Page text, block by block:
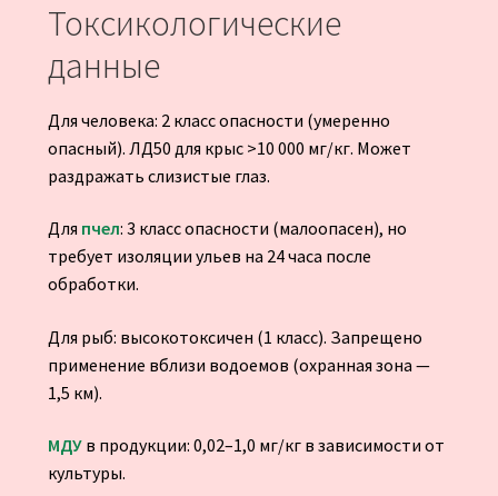
Токсикологические
данные
Для человека: 2 класс опасности (умеренно
опасный). ЛД50 для крыс >10 000 мг/кг. Может
раздражать слизистые глаз.
Для пчел: 3 класс опасности (малоопасен), но
требует изоляции ульев на 24 часа после
обработки.
Для рыб: высокотоксичен (1 класс). Запрещено
применение вблизи водоемов (охранная зона —
1,5 км).
МДУв продукции: 0,02–1,0 мг/кг в зависимости от
культуры.